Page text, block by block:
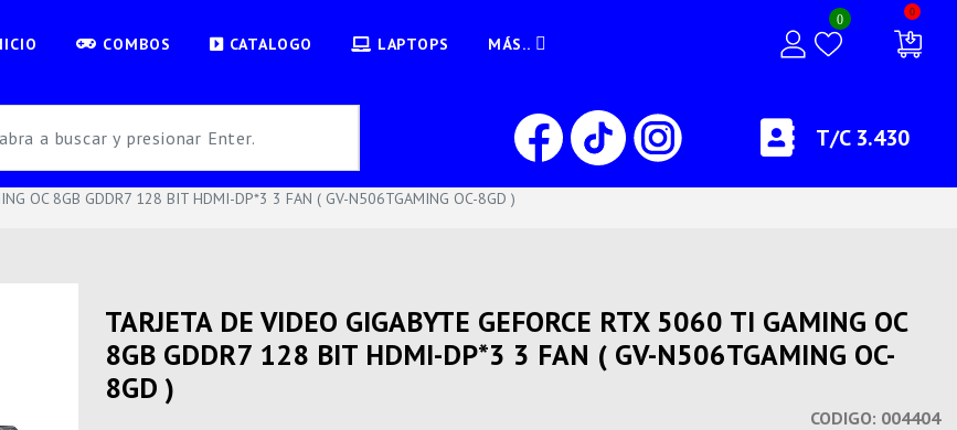
COMBOS CATALOGO LAPTOPS MÁS..
0
0
T/C 3.430
OC 8GB GDDR7 128 BIT HDMI-DP*3 3 FAN ( GV-N506TGAMING OC-8GD )
TARJETA DE VIDEO GIGABYTE GEFORCE RTX 5060 TI GAMING OC
8GB GDDR7 128 BIT HDMI-DP*3 3 FAN ( GV-N506TGAMING OC-
8GD )
CODIGO: 004404